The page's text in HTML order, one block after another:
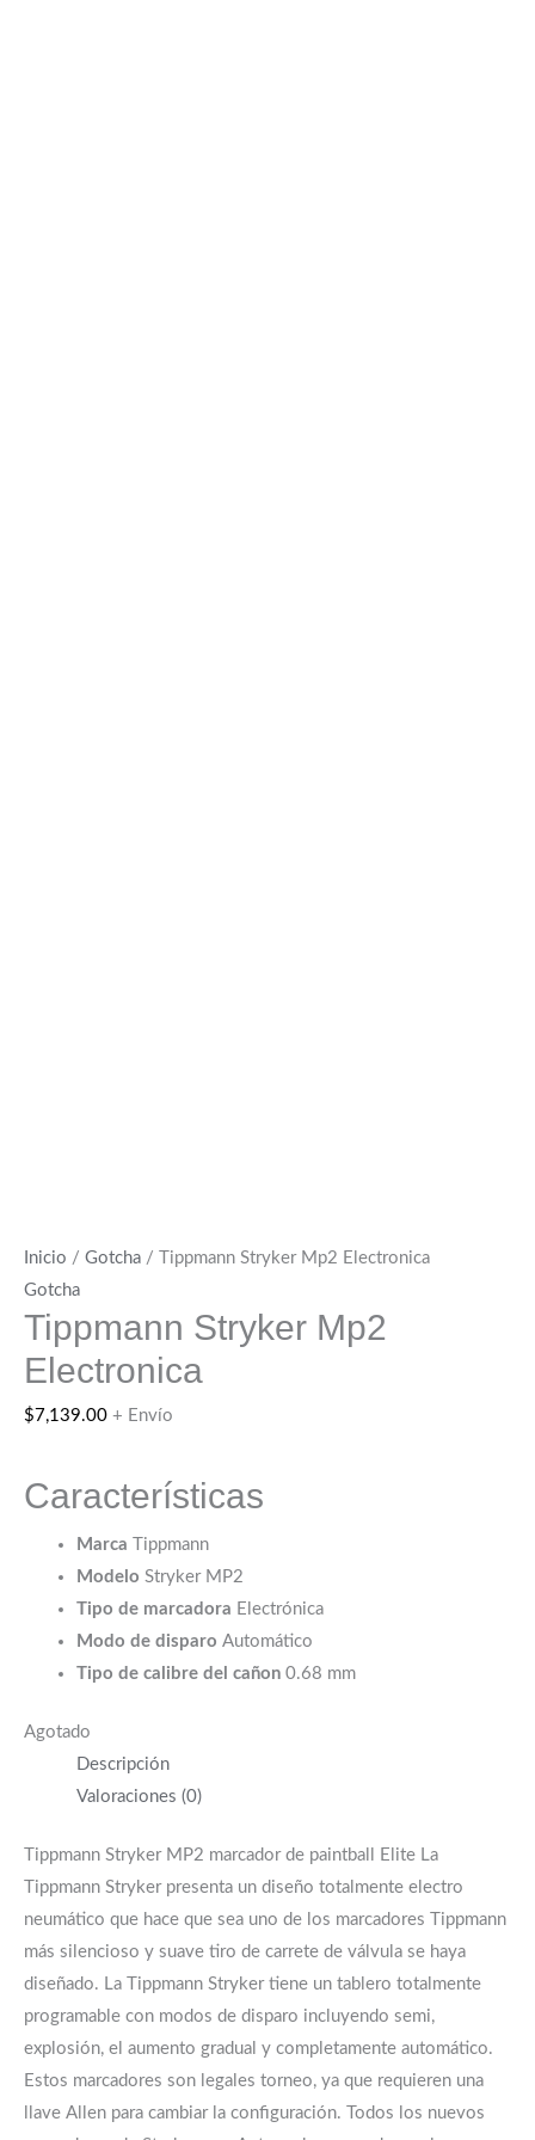
Inicio / Gotcha / Tippmann Stryker Mp2 Electronica
Gotcha
Tippmann Stryker Mp2
Electronica
$ 7,139.00 + Envío
Características
Marca
Tippmann
Modelo Stryker MP2
Tipo de marcadora Electrónica
Modo de disparo Automático
Tipo de calibre del cañon0.68 mm
Agotado
Descripción
Valoraciones (0)
Tippmann Stryker MP2 marcador de paintball Elite La
Tippmann Stryker presenta un diseño totalmente electro
neumático que hace que sea uno de los marcadores Tippmann
más silencioso y suave tiro de carrete de válvula se haya
diseñado. La Tippmann Stryker tiene un tablero totalmente
programable con modos de disparo incluyendo semi,
explosión, el aumento gradual y completamente automático.
Estos marcadores son legales torneo, ya que requieren una
llave Allen para cambiar la configuración. Todos los nuevos